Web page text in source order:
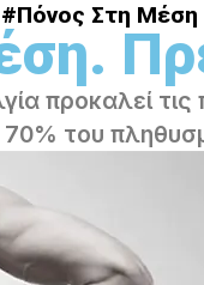
Πόνος Στη Μέση
προκαλεί
του